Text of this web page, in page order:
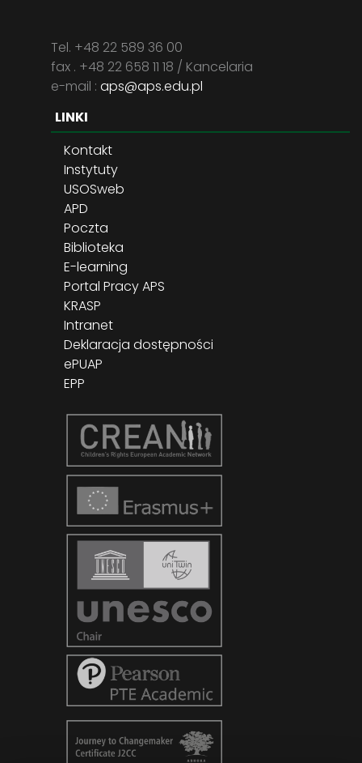
Tel. +48 22 589 36 00
fax . +48 22 658 11 18 / Kancelaria
e-mail : aps@aps.edu.pl
LINKI
Kontakt
Instytuty
USOSweb
APD
Poczta
Biblioteka
E-learning
Portal Pracy APS
KRASP
Intranet
Deklaracja dostępności
ePUAP
EPP